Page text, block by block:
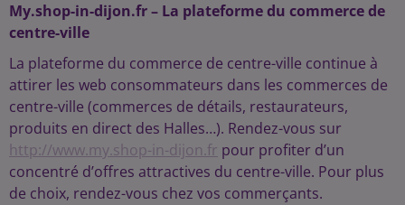
My.shop-in-dijon.fr – La plateforme du commerce de
centre-ville
La plateforme du commerce de centre-ville continue à
attirer les web consommateurs dans les commerces de
centre-ville (commerces de détails, restaurateurs,
produits en direct des Halles…). Rendez-vous sur
http://www.my.shop-in-dijon.fr pour profiter d’un
concentré d’offres attractives du centre-ville. Pour plus
de choix, rendez-vous chez vos commerçants.